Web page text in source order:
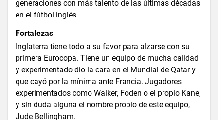
generaciones con más talento de las últimas décadas
en el fútbol inglés.
Fortalezas
Inglaterra tiene todo a su favor para alzarse con su
primera Eurocopa. Tiene un equipo de mucha calidad
y experimentado dio la cara en el Mundial de Qatar y
que cayó por la mínima ante Francia. Jugadores
experimentados como Walker, Foden o el propio Kane,
y sin duda alguna el nombre propio de este equipo,
Jude Bellingham.